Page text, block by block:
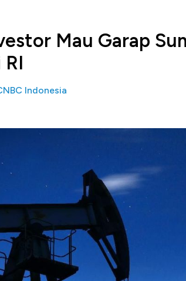
Mau Garap
Indonesia